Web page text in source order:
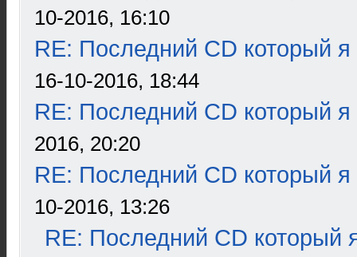
10-2016, 16:10
RE: Последний CD который я
16-10-2016, 18:44
RE: Последний CD который я
2016, 20:20
RE: Последний CD который я
10-2016, 13:26
RE: Последний CD который